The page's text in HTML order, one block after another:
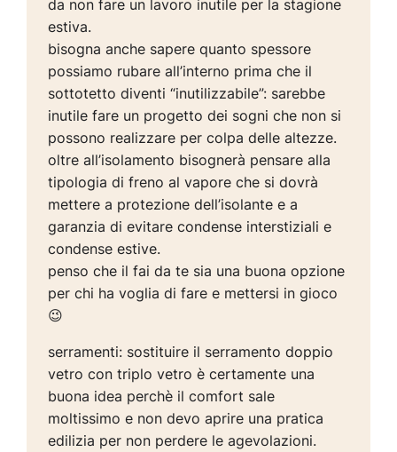
da non fare un lavoro inutile per la stagione
estiva.
bisogna anche sapere quanto spessore
possiamo rubare all’interno prima che il
sottotetto diventi “inutilizzabile”: sarebbe
inutile fare un progetto dei sogni che non si
possono realizzare per colpa delle altezze.
oltre all’isolamento bisognerà pensare alla
tipologia di freno al vapore che si dovrà
mettere a protezione dell’isolante e a
garanzia di evitare condense interstiziali e
condense estive.
penso che il fai da te sia una buona opzione
per chi ha voglia di fare e mettersi in gioco
😉
serramenti: sostituire il serramento doppio
vetro con triplo vetro è certamente una
buona idea perchè il comfort sale
moltissimo e non devo aprire una pratica
edilizia per non perdere le agevolazioni.